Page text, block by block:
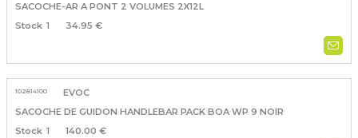
SACOCHE-AR A PONT 2 VOLUMES 2X12L
1
34.95 €
102814100
EVOC
SACOCHE DE GUIDON HANDLEBAR PACK BOA WP 9 NOIR
1
140.00 €